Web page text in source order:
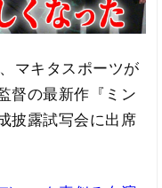
マキタスポーツが
督の最新作『ミン
披露試写会に出席